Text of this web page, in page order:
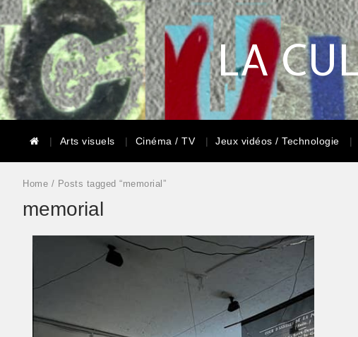
LA
Arts visuels Cinéma / TV Jeux vidéos / Technologie
Home / Posts tagged “memorial”
memorial